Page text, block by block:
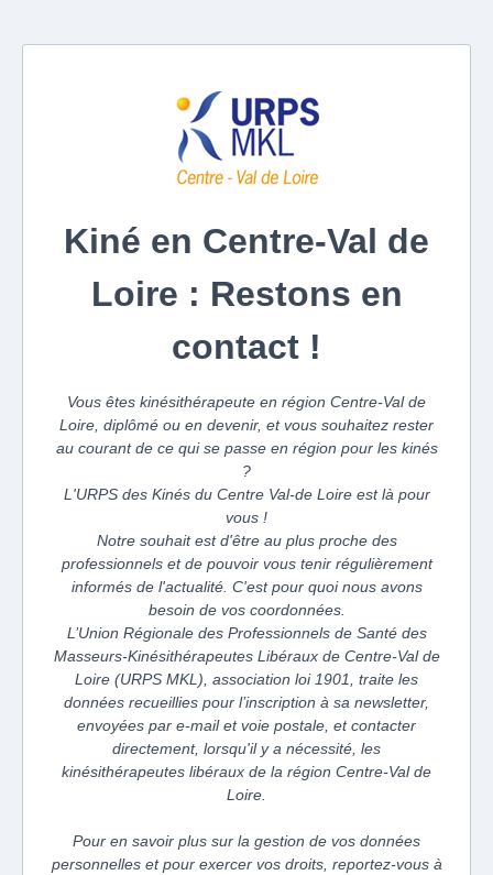
Kiné en Centre-Val de
Loire : Restons en
contact !
Vous êtes kinésithérapeute en région Centre-Val de
Loire, diplômé ou en devenir, et vous souhaitez rester
au courant de ce qui se passe en région pour les kinés
?
L'URPS des Kinés du Centre Val-de Loire est là pour
vous !
Notre souhait est d'être au plus proche des
professionnels et de pouvoir vous tenir régulièrement
informés de l'actualité. C'est pour quoi nous avons
besoin de vos coordonnées.
L’Union Régionale des Professionnels de Santé des
Masseurs-Kinésithérapeutes Libéraux de Centre-Val de
Loire (URPS MKL), association loi 1901, traite les
données recueillies pour l’inscription à sa newsletter,
envoyées par e-mail et voie postale, et contacter
directement, lorsqu'il y a nécessité, les
kinésithérapeutes libéraux de la région Centre-Val de
Loire.
Pour en savoir plus sur la gestion de vos données
personnelles et pour exercer vos droits, reportez-vous à